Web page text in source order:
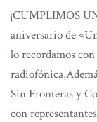
¡CUMPLIMOS
aniversario de
lo recordamos
Sin Fronteras y
con